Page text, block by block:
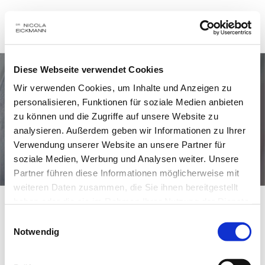
Diese Webseite verwendet Cookies
Wir verwenden Cookies, um Inhalte und Anzeigen zu
personalisieren, Funktionen für soziale Medien anbieten
zu können und die Zugriffe auf unsere Website zu
analysieren. Außerdem geben wir Informationen zu Ihrer
Verwendung unserer Website an unsere Partner für
soziale Medien, Werbung und Analysen weiter. Unsere
Partner führen diese Informationen möglicherweise mit
weiteren Daten zusammen, die Sie ihnen bereitgestellt
Notwendig
CEREC ®
Vollkeramikrestauration